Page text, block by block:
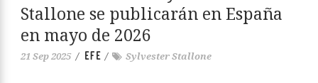
Stallone se publicarán en España
en mayo de 2026
21 Sep 2025 / EFE / Sylvester Stallone